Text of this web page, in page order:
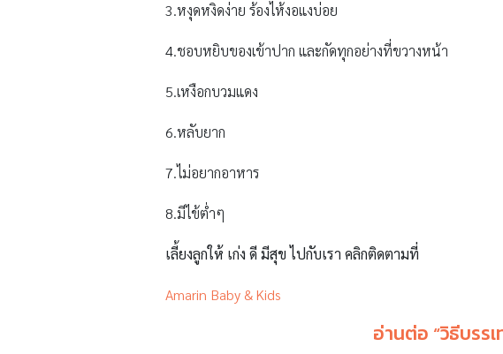
3.หงุดหงิดง่าย ร้องไห้งอแงบ่อย
4.ชอบหยิบของเข้าปาก และกัดทุกอย่างที่ขวางหน้า
5.เหงือกบวมแดง
6.หลับยาก
7.ไม่อยากอาหาร
8.มีไข้ต่ำๆ
เลี้ยงลูกให้ เก่ง ดี มีสุข ไปกับเรา คลิกติดตามที่
Amarin Baby & Kids
อ่านต่อ “วิธีบรร